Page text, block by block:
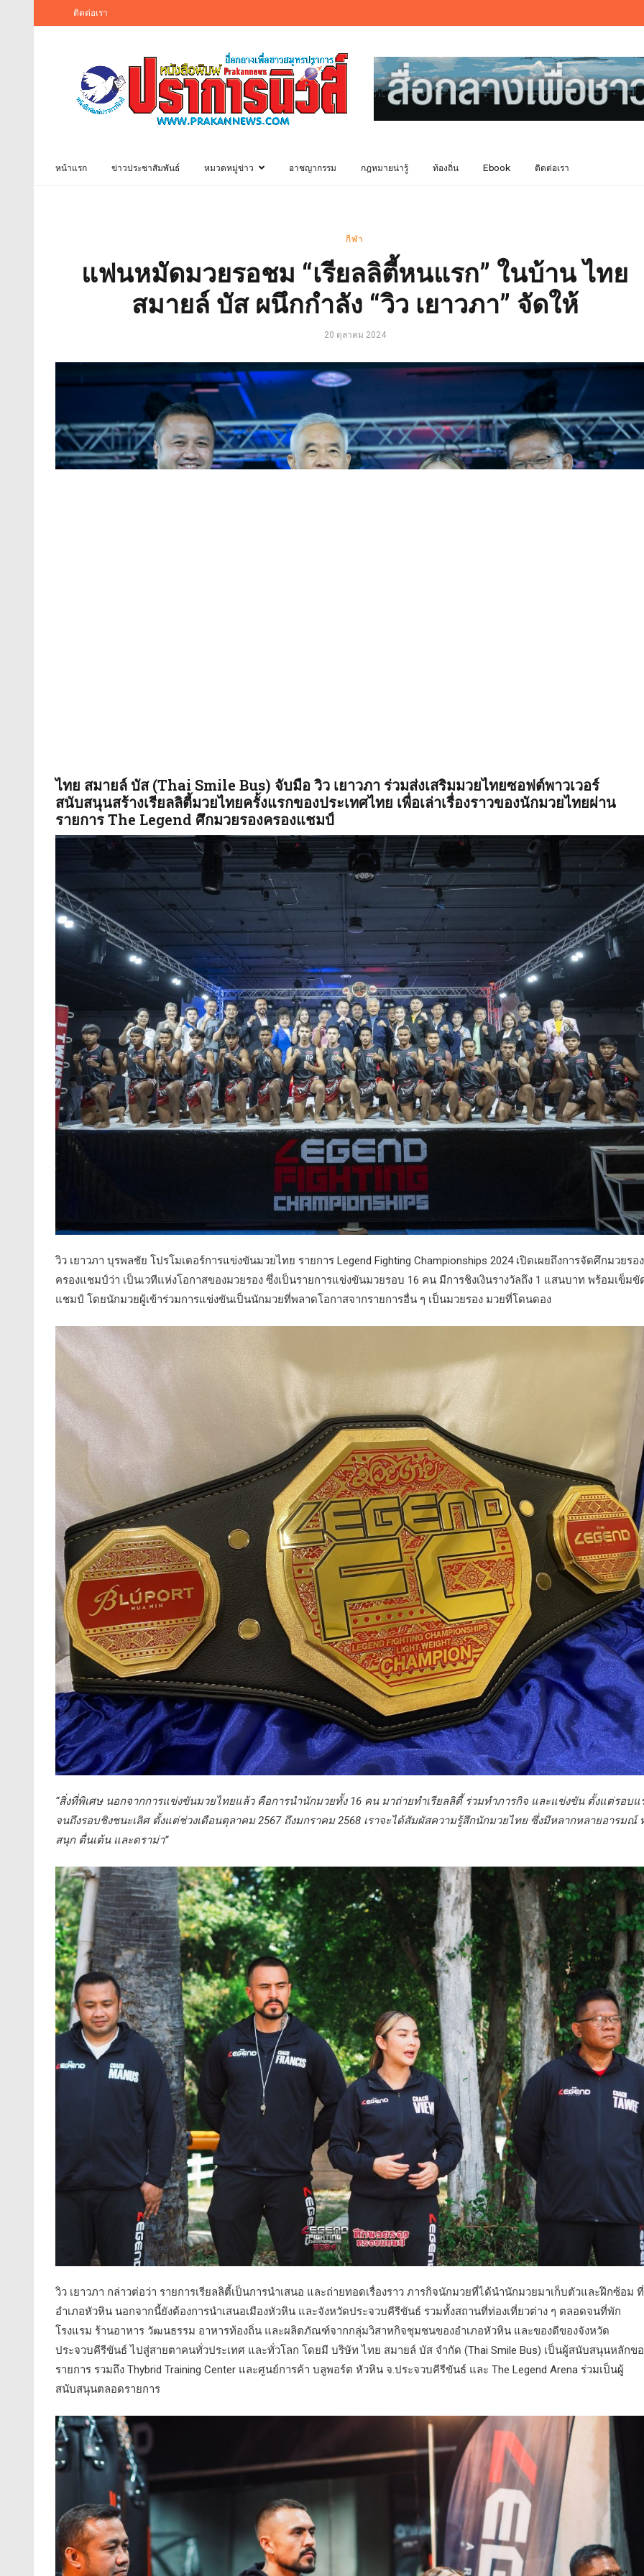
ติดต่อเรา
หน้าแรก ข่าวประชาสัมพันธ์ หมวดหมู่ข่าว อาชญากรรม กฎหมายน่ารู้ ท้องถิ่น Ebook ติดต่อเรา
กีฬา
แฟนหมัดมวยรอชม “เรียลลิตี้หนแรก” ในบ้าน ไทย
สมายล์ บัส ผนึกกำลัง “วิว เยาวภา” จัดให้
20 ตุลาคม 2024
ไทย สมายล์ บัส (Thai Smile Bus) จับมือ วิว เยาวภา ร่วมส่งเสริมมวยไทยซอฟต์พาวเวอร์
สนับสนุนสร้างเรียลลิตี้มวยไทยครั้งแรกของประเทศไทย เพื่อเล่าเรื่องราวของนักมวยไทยผ่าน
รายการ The Legend ศึกมวยรองครองแชมป์
วิว เยาวภา บุรพลชัย โปรโมเตอร์การแข่งขันมวยไทย รายการ Legend Fighting Championships 2024 เปิดเผยถึงการจัดศึกมวยรอง
ครองแชมป์ว่า เป็นเวทีแห่งโอกาสของมวยรอง ซึ่งเป็นรายการแข่งขันมวยรอบ 16 คน มีการชิงเงินรางวัลถึง 1 แสนบาท พร้อมเข็มขั
แชมป์ โดยนักมวยผู้เข้าร่วมการแข่งขันเป็นนักมวยที่พลาดโอกาสจากรายการอื่น ๆ เป็นมวยรอง มวยที่โดนดอง
“สิ่งที่พิเศษ นอกจากการแข่งขันมวยไทยแล้ว คือการนำนักมวยทั้ง 16 คน มาถ่ายทำเรียลลิตี้ ร่วมทำภารกิจ และแข่งขัน ตั้งแต่รอบแ
จนถึงรอบชิงชนะเลิศ ตั้งแต่ช่วงเดือนตุลาคม 2567 ถึงมกราคม 2568 เราจะได้สัมผัสความรู้สึกนักมวยไทย ซึ่งมีหลากหลายอารมณ์
สนุก ตื่นเต้น และดราม่า”
วิว เยาวภา กล่าวต่อว่า รายการเรียลลิตี้เป็นการนำเสนอ และถ่ายทอดเรื่องราว ภารกิจนักมวยที่ได้นำนักมวยมาเก็บตัวและฝึกซ้อม ที่
อำเภอหัวหิน นอกจากนี้ยังต้องการนำเสนอเมืองหัวหิน และจังหวัดประจวบคีรีขันธ์ รวมทั้งสถานที่ท่องเที่ยวต่าง ๆ ตลอดจนที่พัก
โรงแรม ร้านอาหาร วัฒนธรรม อาหารท้องถิ่น และผลิตภัณฑ์จากกลุ่มวิสาหกิจชุมชนของอำเภอหัวหิน และของดีของจังหวัด
ประจวบคีรีขันธ์ ไปสู่สายตาคนทั่วประเทศ และทั่วโลก โดยมี บริษัท ไทย สมายล์ บัส จำกัด (Thai Smile Bus) เป็นผู้สนับสนุนหลักข
รายการ รวมถึง Thybrid Training Center และศูนย์การค้า บลูพอร์ต หัวหิน จ.ประจวบคีรีขันธ์ และ The Legend Arena ร่วมเป็นผู้
สนับสนุนตลอดรายการ